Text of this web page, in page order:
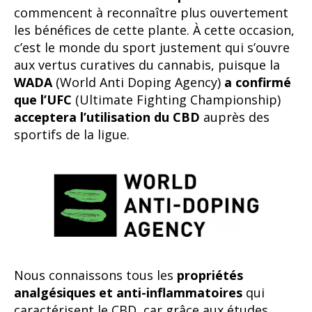
commencent à reconnaître plus ouvertement
les bénéfices de cette plante. À cette occasion,
c’est le monde du sport justement qui s’ouvre
aux vertus curatives du cannabis, puisque la
WADA(World Anti Doping Agency) a confirmé
que l’UFC (Ultimate Fighting Championship)
acceptera l’utilisation du CBD auprès des
sportifs de la ligue.
Nous connaissons tous les propriétés
analgésiques et anti-inflammatoires qui